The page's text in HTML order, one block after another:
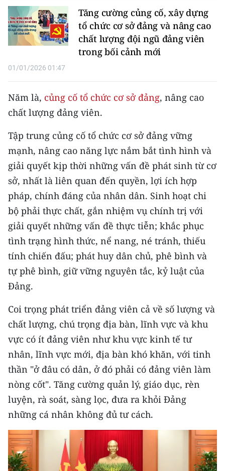
Tăng cường củng cố, xây dựng
tổ chức cơ sở đảng và nâng cao
chất lượng đội ngũ đảng viên
trong bối cảnh mới
01/01/2026 01:47
Năm là, củng cố tổ chức cơ sở đảng, nâng cao
chất lượng đảng viên.
Tập trung củng cố tổ chức cơ sở đảng vững
mạnh, nâng cao năng lực nắm bắt tình hình và
giải quyết kịp thời những vấn đề phát sinh từ cơ
sở, nhất là liên quan đến quyền, lợi ích hợp
pháp, chính đáng của nhân dân. Sinh hoạt chi
bộ phải thực chất, gắn nhiệm vụ chính trị với
giải quyết những vấn đề thực tiễn; khắc phục
tình trạng hình thức, nể nang, né tránh, thiếu
tính chiến đấu; phát huy dân chủ, phê bình và
tự phê bình, giữ vững nguyên tắc, kỷ luật của
Đảng.
Coi trọng phát triển đảng viên cả về số lượng và
chất lượng, chú trọng địa bàn, lĩnh vực và khu
vực có ít đảng viên như khu vực kinh tế tư
nhân, lĩnh vực mới, địa bàn khó khăn, với tinh
thần "ở đâu có dân, ở đó phải có đảng viên làm
nòng cốt". Tăng cường quản lý, giáo dục, rèn
luyện, rà soát, sàng lọc, đưa ra khỏi Đảng
những cá nhân không đủ tư cách.